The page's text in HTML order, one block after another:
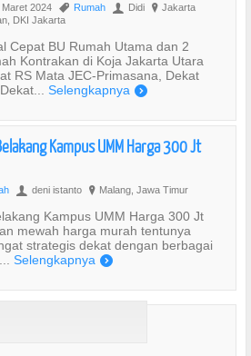
Maret 2024 , Rumah U Didi ? Jakarta
DKI Jakarta
Cepat BU Rumah Utama dan 2
Kontrakan di Koja Jakarta Utara
RS Mata JEC-Primasana, Dekat
Selengkapnya )
Kampus UMM Harga 300 Jt
U deni istanto ? Malang, Jawa Timur
Kampus UMM Harga 300 Jt
mewah harga murah tentunya
strategis dekat dengan berbagai
Selengkapnya )